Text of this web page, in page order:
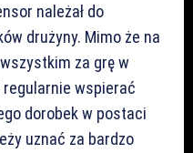
należał do
drużyny. Mimo że na
za grę w
wspierać
dorobek w postaci
uznać za bardzo